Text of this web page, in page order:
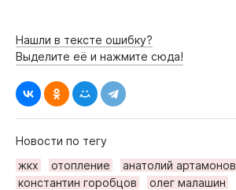
Нашли в тексте ошибку?
Выделите её и нажмите сюда!
Новости по тегу
жкх
отопление
анатолий артамонов
константин горобцов
олег малашин